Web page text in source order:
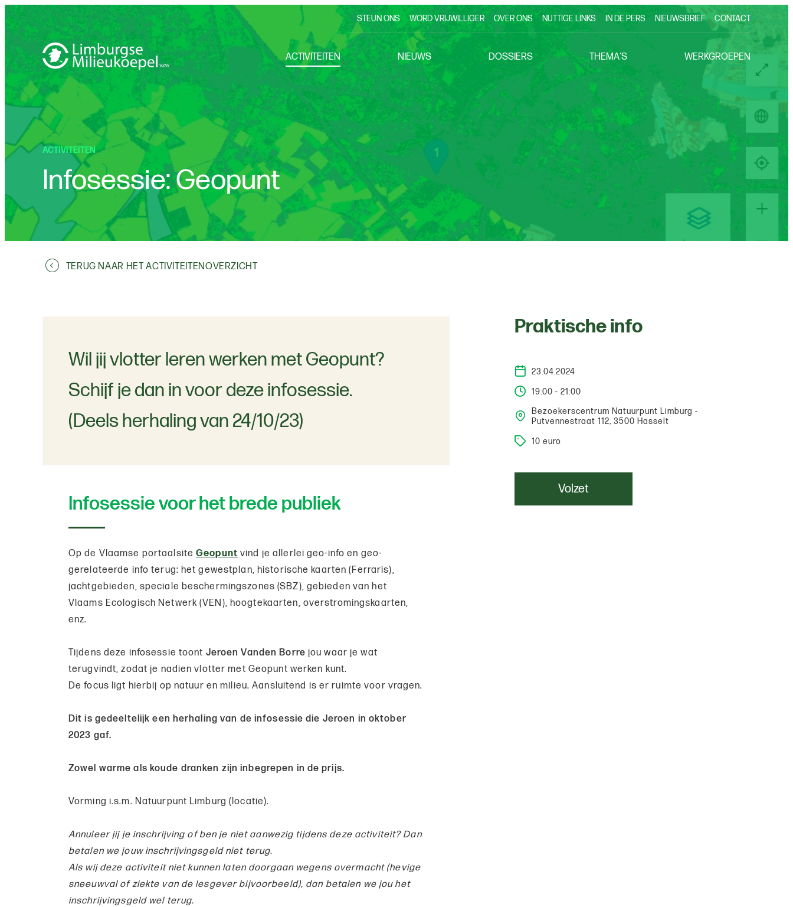
STEUN ONS WORD VRIJWILLIGER OVER ONS NUTTIGE LINKS IN DE PERS NIEUWSBRIEF CONTACT
ACTIVITEITEN NIEUWS DOSSIERS THEMA'S WERKGROEPEN
ACTIVITEITEN
Infosessie: Geopunt
TERUG NAAR HET ACTIVITEITENOVERZICHT
Wil jij vlotter leren werken met Geopunt?
Schijf je dan in voor deze infosessie.
(Deels herhaling van 24/10/23)
Infosessie voor het brede publiek
Op de Vlaamse portaalsiteGeopunt vind je allerlei geo-info en geo-
gerelateerde info terug: het gewestplan, historische kaarten (Ferraris),
jachtgebieden, speciale beschermingszones (SBZ), gebieden van het
Vlaams Ecologisch Netwerk (VEN), hoogtekaarten, overstromingskaarten,
enz.
Tijdens deze infosessie toont Jeroen Vanden Borre jou waar je wat
terugvindt, zodat je nadien vlotter met Geopunt werken kunt.
De focus ligt hierbij op natuur en milieu. Aansluitend is er ruimte voor vragen.
Dit is gedeeltelijk een herhaling van de infosessie die Jeroen in oktober
2023 gaf.
Zowel warme als koude dranken zijn inbegrepen in de prijs.
Vorming i.s.m. Natuurpunt Limburg (locatie).
Annuleer jij je inschrijving of ben je niet aanwezig tijdens deze activiteit? Dan
betalen we jouw inschrijvingsgeld niet terug.
Als wij deze activiteit niet kunnen laten doorgaan wegens overmacht (hevige
sneeuwval of ziekte van de lesgever bijvoorbeeld), dan betalen we jou het
inschrijvingsgeld wel terug.
Praktische info
23.04.2024
19:00 - 21:00
Bezoekerscentrum Natuurpunt Limburg -
Putvennestraat 112, 3500 Hasselt
10 euro
Volzet